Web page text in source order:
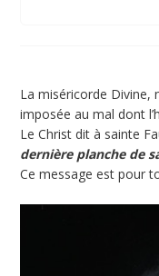
La miséricorde Divine,
imposée au mal dont
Le Christ dit à sainte
dernière planche de
Ce message est pour